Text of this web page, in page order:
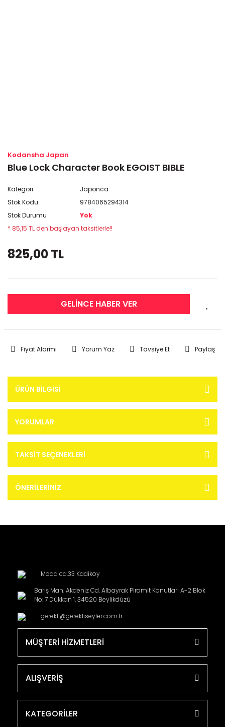
Kodansha Japan
Blue Lock Character Book EGOIST BIBLE
Kategori
Japonca
Stok Kodu
9784065294314
Stok Durumu
Yok
* 85,15 TL den başlayan taksitlerle!!
825,00 TL
GELİNCE HABER VER
Fiyat Alarmı Yorum Yaz Tavsiye Et Paylaş
ÜRÜN BILGISI
YORUMLAR
TAKSIT SEÇENEKLERI
ÖNERILERINIZ
Moda cd.33 Kadikoy
Barış Mah. Akdeniz Cd. Albayrak Piramit Konutları A-2 Blok
No: 7 Dükkan 1, 34520 Beylikdüzü
gerekli@gerekliseyler.com.tr
MÜŞTERİ HİZMETLERİ
ALIŞVERİŞ
KATEGORİLER